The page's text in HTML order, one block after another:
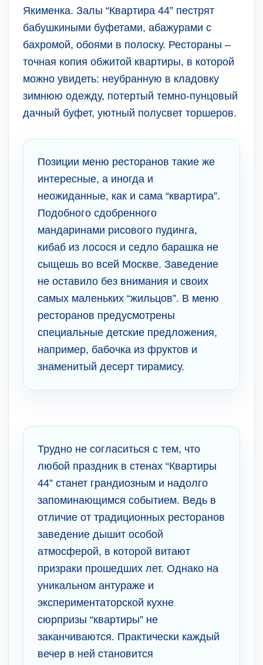
Якименка. Залы “Квартира 44” пестрят
бабушкиными буфетами, абажурами с
бахромой, обоями в полоску. Рестораны –
точная копия обжитой квартиры, в которой
можно увидеть: неубранную в кладовку
зимнюю одежду, потертый темно-пунцовый
дачный буфет, уютный полусвет торшеров.
Позиции меню ресторанов такие же
интересные, а иногда и
неожиданные, как и сама “квартира”.
Подобного сдобренного
мандаринами рисового пудинга,
кибаб из лосося и седло барашка не
сыщешь во всей Москве. Заведение
не оставило без внимания и своих
самых маленьких “жильцов”. В меню
ресторанов предусмотрены
специальные детские предложения,
например, бабочка из фруктов и
знаменитый десерт тирамису.
Трудно не согласиться с тем, что
любой праздник в стенах “Квартиры
44” станет грандиозным и надолго
запоминающимся событием. Ведь в
отличие от традиционных ресторанов
заведение дышит особой
атмосферой, в которой витают
призраки прошедших лет. Однако на
уникальном антураже и
экспериментаторской кухне
сюрпризы “квартиры” не
заканчиваются. Практически каждый
вечер в ней становится